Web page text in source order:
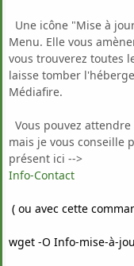
Une icône "Mise à
Menu. Elle vous
vous trouverez toutes
laisse tomber
Médiafire.
Vous pouvez
mais je vous conseille
présent ici -->
Info-Contact
( ou avec cette
wget -O Info-mise-à-jour.zip "https://www.dropbox.com/scl/fi/